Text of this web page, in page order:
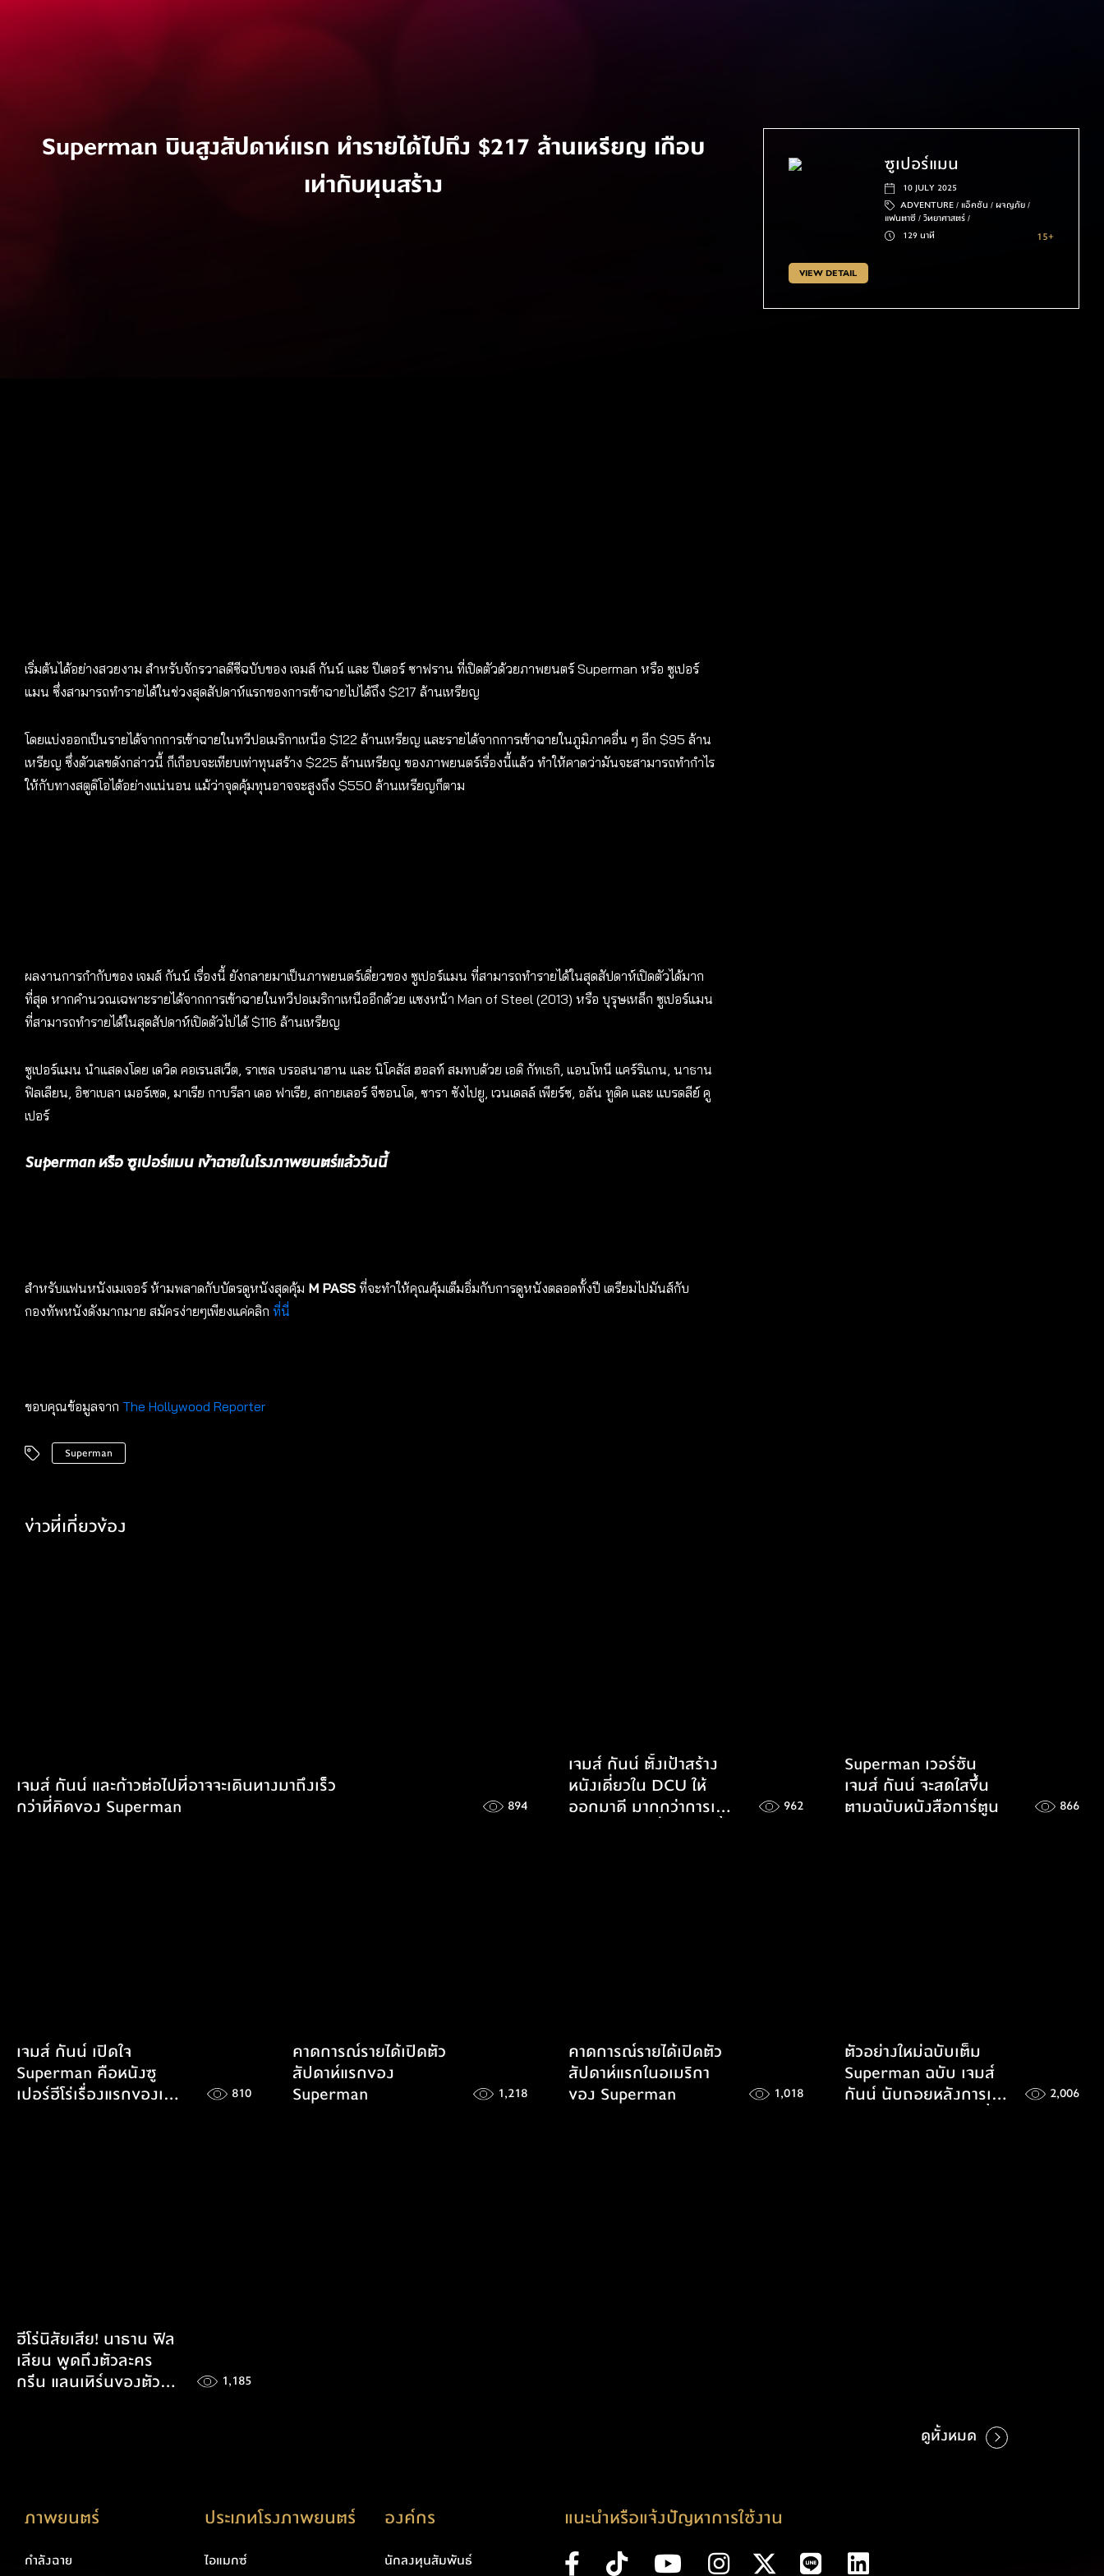
Superman บินสูงสัปดาห์แรก ทำรายได้ไปถึง $217 ล้านเหรียญ เกือบ
เท่ากับทุนสร้าง
เริ่มต้นได้อย่างสวยงาม สำหรับจักรวาลดีซีฉบับของ เจมส์ กันน์ และ ปีเตอร์ ซาฟราน ที่เปิดตัวด้วยภาพยนตร์ Superman หรือ ซูเปอร์
แมน ซึ่งสามารถทำรายได้ในช่วงสุดสัปดาห์แรกของการเข้าฉายไปได้ถึง $217 ล้านเหรียญ
โดยแบ่งออกเป็นรายได้จากการเข้าฉายในทวีปอเมริกาเหนือ $122 ล้านเหรียญ และรายได้จากการเข้าฉายในภูมิภาคอื่น ๆ อีก $95 ล้าน
เหรียญ ซึ่งตัวเลขดังกล่าวนี้ ก็เกือบจะเทียบเท่าทุนสร้าง $225 ล้านเหรียญ ของภาพยนตร์เรื่องนี้แล้ว ทำให้คาดว่ามันจะสามารถทำกำไร
ให้กับทางสตูดิโอได้อย่างแน่นอน แม้ว่าจุดคุ้มทุนอาจจะสูงถึง $550 ล้านเหรียญก็ตาม
ผลงานการกำกับของ เจมส์ กันน์ เรื่องนี้ ยังกลายมาเป็นภาพยนตร์เดี่ยวของ ซูเปอร์แมน ที่สามารถทำรายได้ในสุดสัปดาห์เปิดตัวได้มาก
ที่สุด หากคำนวณเฉพาะรายได้จากการเข้าฉายในทวีปอเมริกาเหนืออีกด้วย แซงหน้า Man of Steel (2013) หรือ บุรุษเหล็ก ซูเปอร์แมน
ที่สามารถทำรายได้ในสุดสัปดาห์เปิดตัวไปได้ $116 ล้านเหรียญ
ซูเปอร์แมน นำแสดงโดย เดวิด คอเรนสเว็ต, ราเชล บรอสนาฮาน และ นิโคลัส ฮอลท์ สมทบด้วย เอดิ กัทเธกิ, แอนโทนี แคร์ริแกน, นาธาน
ฟิลเลียน, อิซาเบลา เมอร์เซด, มาเรีย กาบรีลา เดอ ฟาเรีย, สกายเลอร์ จีซอนโด, ซารา ซังไปยู, เวนเดลล์ เพียร์ซ, อลัน ทูดิค และ แบรดลีย์ คู
เปอร์
Superman หรือ ซูเปอร์แมน เข้าฉายในโรงภาพยนตร์แล้ววันนี้
สำหรับแฟนหนังเมเจอร์ ห้ามพลาดกับบัตรดูหนังสุดคุ้ม M PASS ที่จะทำให้คุณคุ้มเต็มอิ่มกับการดูหนังตลอดทั้งปี เตรียมไปมันส์กับ
กองทัพหนังดังมากมาย สมัครง่ายๆเพียงแค่คลิก ที่นี่
ขอบคุณข้อมูลจาก The Hollywood Reporter
Superman
ซูเปอร์แมน
10 JULY 2025
ADVENTURE / แอ็คชัน / ผจญภัย /
แฟนตาซี / วิทยาศาสตร์ /
129 นาที
15+
VIEW DETAIL
ข่าวที่เกี่ยวข้อง
เจมส์ กันน์ และก้าวต่อไปที่อาจจะเดินทางมาถึงเร็ว
กว่าที่คิดของ Superman
894
เจมส์ กันน์ ตั้งเป้าสร้าง
หนังเดี่ยวใน DCU ให้
ออกมาดี มากกว่าการเล่า
962
Superman เวอร์ชัน
เจมส์ กันน์ จะสดใสขึ้น
ตามฉบับหนังสือการ์​ตูน
866
เจมส์ กันน์ เปิดใจ
Superman คือหนังซู
เปอร์ฮีโร่เรื่องแรกของเขา
810
คาดการณ์รายได้เปิดตัว
สัปดาห์แรกของ
Superman
1,218
คาดการณ์รายได้เปิดตัว
สัปดาห์แรกในอเมริกา
ของ Superman
1,018
ตัวอย่างใหม่ฉบับเต็ม
Superman ฉบับ เจมส์
กันน์ นับถอยหลังการเข้า
2,006
ฮีโร่นิสัยเสีย! นาธาน ฟิล
เลียน พูดถึงตัวละคร
กรีน แลนเทิร์นของตัว
1,185
ดูทั้งหมด
ภาพยนตร์
กำลังฉาย
ประเภทโรงภาพยนตร์
ไอแมกซ์
องค์กร
นักลงทุนสัมพันธ์
แนะนำหรือแจ้งปัญหาการใช้งาน